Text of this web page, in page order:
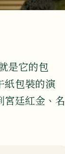
是它的包
紙包裝的演
廷紅金、名